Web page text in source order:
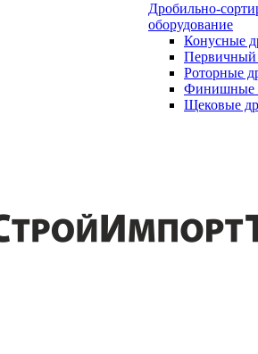
Дробильно-
оборудование
Конусные
Первичный
Роторные
Финишные
Щековые